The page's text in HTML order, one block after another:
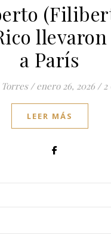
llevaron
a París
/ enero 26, 2026 / 2
LEER MÁS